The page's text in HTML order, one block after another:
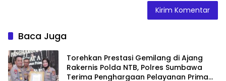
Baca Juga
Torehkan Prestasi Gemilang di Ajang
Rakernis Polda NTB, Polres Sumbawa
Terima Penghargaan Pelayanan Prima